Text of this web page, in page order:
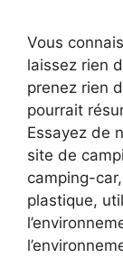
Vous
laissez rien
prenez rien
pourrait
Essayez de
site de
camping-
plastique,